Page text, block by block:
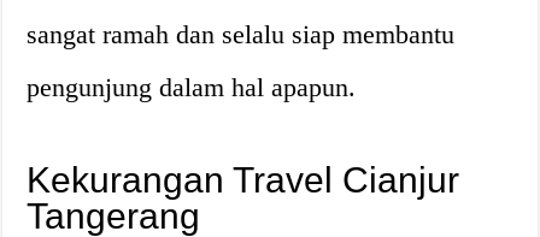
sangat ramah dan selalu siap membantu
pengunjung dalam hal apapun.
Kekurangan Travel Cianjur
Tangerang